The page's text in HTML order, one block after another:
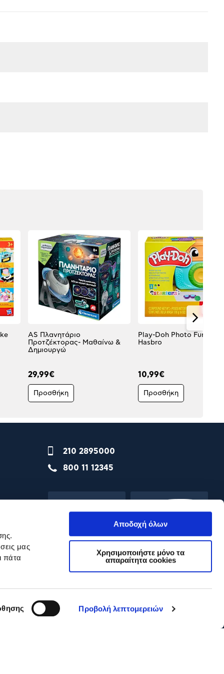
μας
πάτα
Προβολή λεπτομερειών
Αποδοχή όλων
Χρησιμοποιήστε μόνο τα
απαραίτητα cookies
AS Πλανητάριο
Προτζέκτορας- Μαθαίνω &
Δημιουργώ
29,99€
Προσθήκη
Play-Doh Photo Fun Set
Hasbro
10,99€
Προσθήκη
210 2895000
800 11 12345